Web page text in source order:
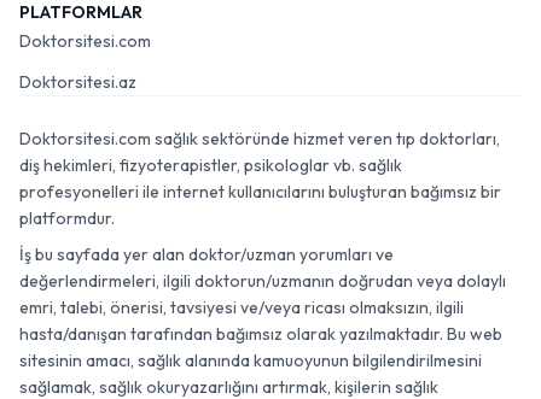
PLATFORMLAR
Doktorsitesi.com
Doktorsitesi.az
Doktorsitesi.com sağlık sektöründe hizmet veren tıp doktorları,
diş hekimleri, fizyoterapistler, psikologlar vb. sağlık
profesyonelleri ile internet kullanıcılarını buluşturan bağımsız bir
platformdur.
İş bu sayfada yer alan doktor/uzman yorumları ve
değerlendirmeleri, ilgili doktorun/uzmanın doğrudan veya dolaylı
emri, talebi, önerisi, tavsiyesi ve/veya ricası olmaksızın, ilgili
hasta/danışan tarafından bağımsız olarak yazılmaktadır. Bu web
sitesinin amacı, sağlık alanında kamuoyunun bilgilendirilmesini
sağlamak, sağlık okuryazarlığını artırmak, kişilerin sağlık